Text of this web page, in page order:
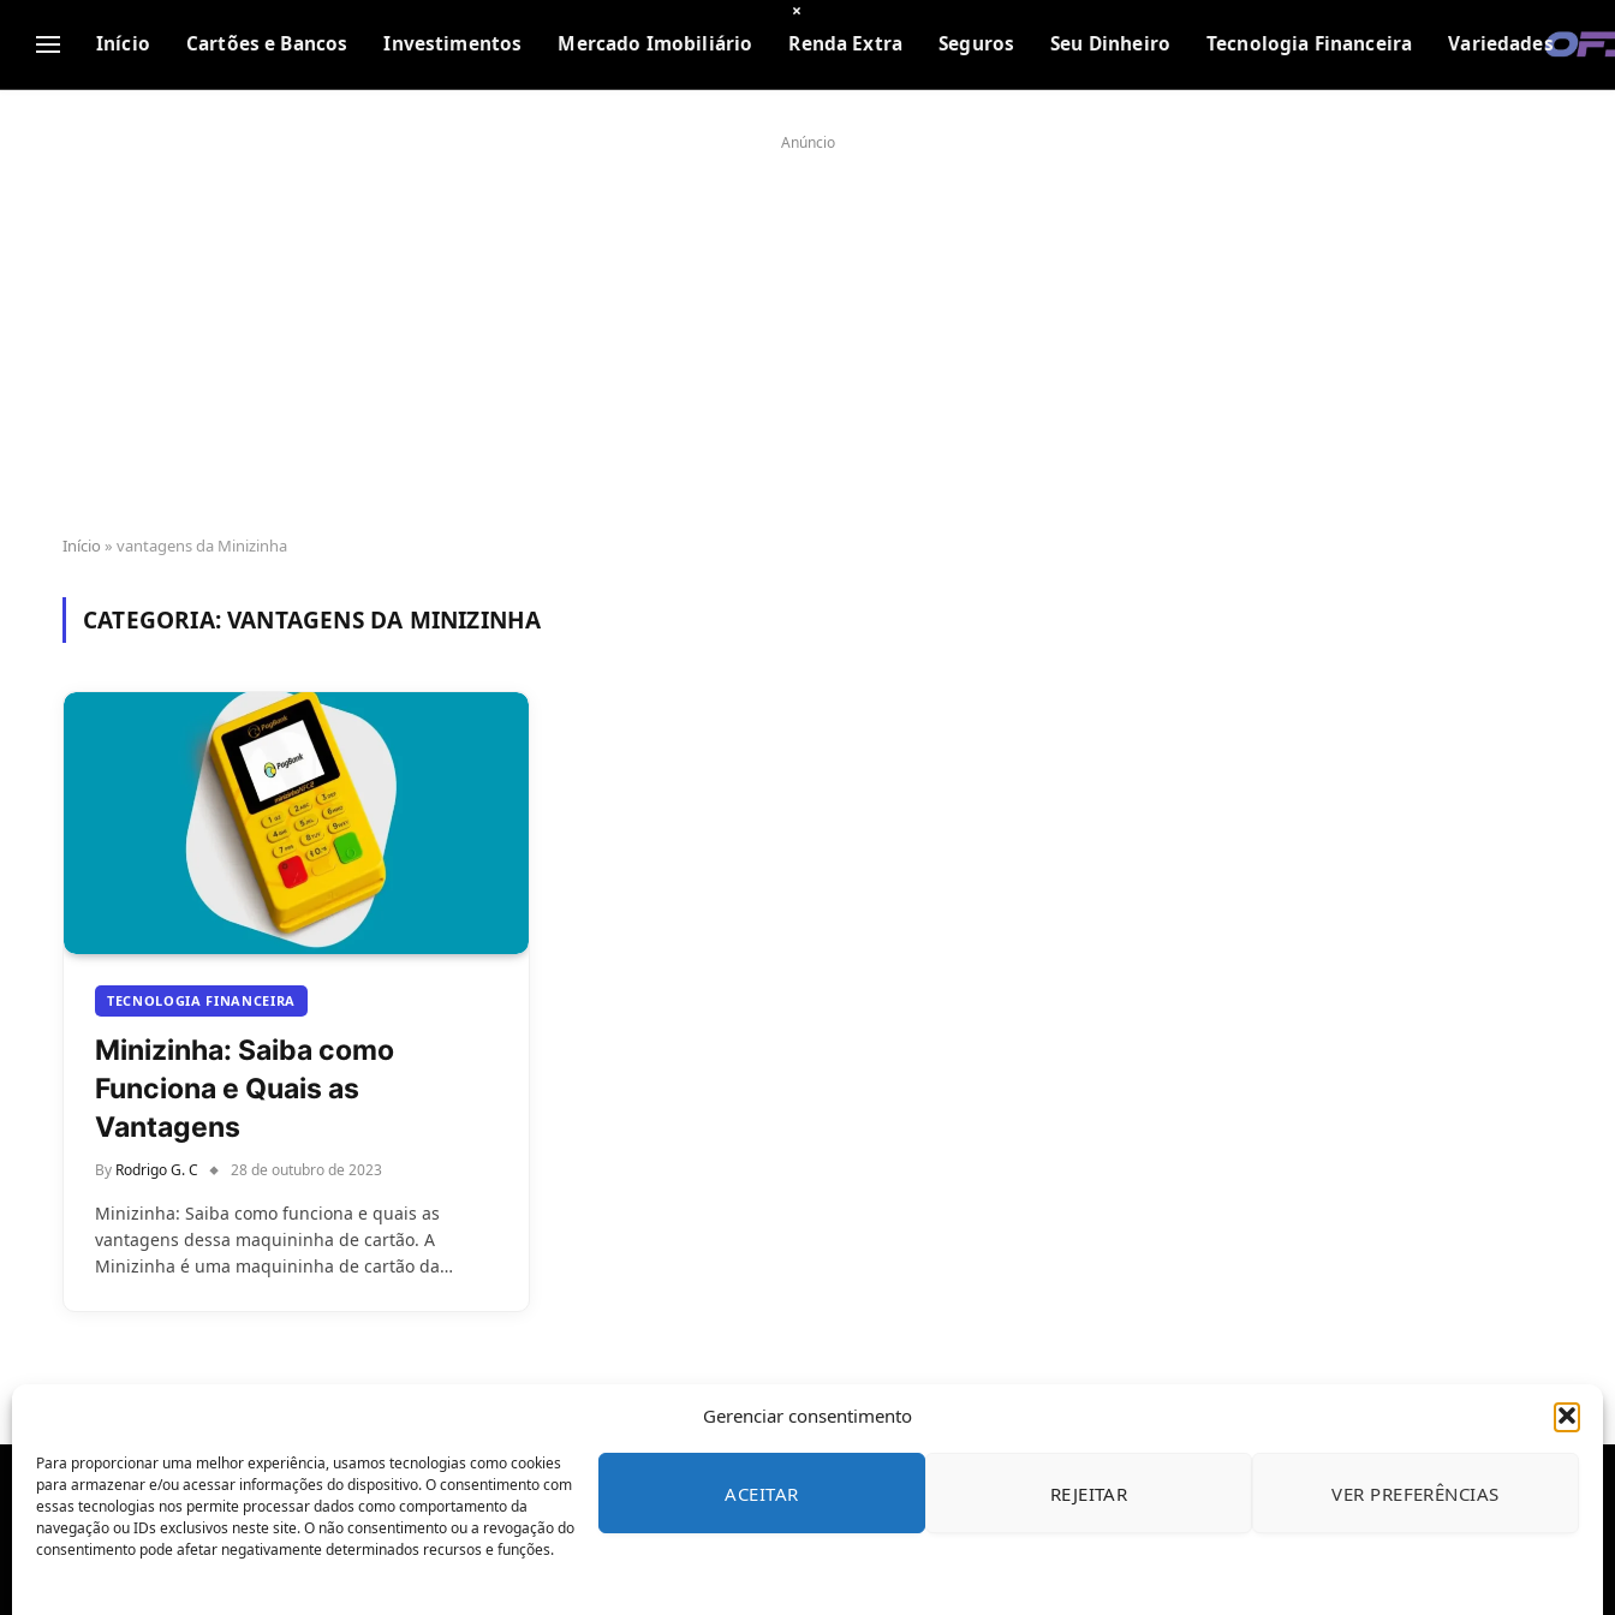
Gerenciar consentimento
Para proporcionar uma melhor experiência, usamos tecnologias como cookies
para armazenar e/ou acessar informações do dispositivo. O consentimento com
essas tecnologias nos permite processar dados como comportamento da
navegação ou IDs exclusivos neste site. O não consentimento ou a revogação do
consentimento pode afetar negativamente determinados recursos e funções.
ACEITAR REJEITAR VER PREFERÊNCIAS
Início Cartões e Bancos Investimentos Mercado Imobiliário Renda Extra Seguros Seu Dinheiro Tecnologia Financeira Variedades
Anúncio
Início » vantagens da Minizinha
CATEGORIA:VANTAGENS DA MINIZINHA
TECNOLOGIA FINANCEIRA
Minizinha: Saiba como
Funciona e Quais as
Vantagens
By Rodrigo G. C 28 de outubro de 2023
Minizinha: Saiba como funciona e quais as
vantagens dessa maquininha de cartão. A
Minizinha é uma maquininha de cartão da…
×
POLÍTICA DE PRIVACIDADE CONTATO SOBRE NÓS